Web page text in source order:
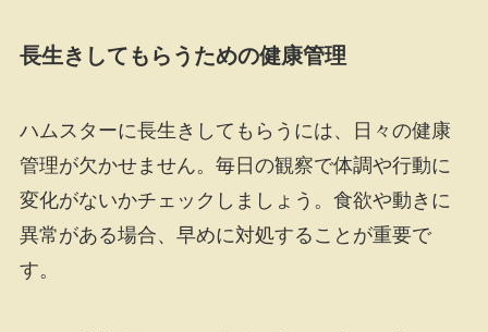
長生きしてもらうための健康管理
ハムスターに長生きしてもらうには、日々の健康
管理が欠かせません。毎日の観察で体調や行動に
変化がないかチェックしましょう。食欲や動きに
異常がある場合、早めに対処することが重要で
す。